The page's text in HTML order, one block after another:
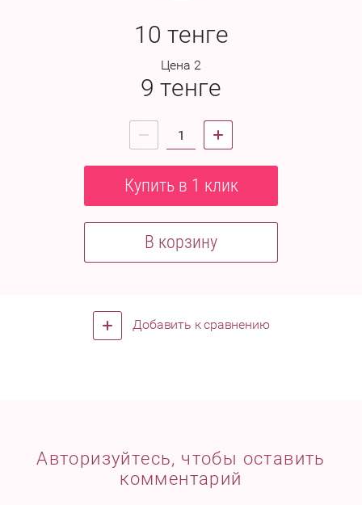
10 тенге
Цена 2
9 тенге
Купить в 1 клик
В корзину
Добавить к сравнению
Авторизуйтесь, чтобы оставить
комментарий